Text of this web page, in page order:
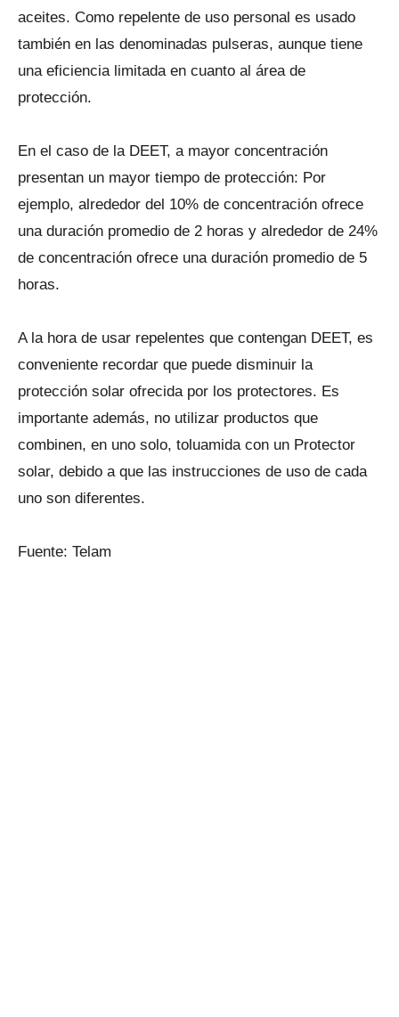
aceites. Como repelente de uso personal es usado
también en las denominadas pulseras, aunque tiene
una eficiencia limitada en cuanto al área de
protección.
En el caso de la DEET, a mayor concentración
presentan un mayor tiempo de protección: Por
ejemplo, alrededor del 10% de concentración ofrece
una duración promedio de 2 horas y alrededor de 24%
de concentración ofrece una duración promedio de 5
horas.
A la hora de usar repelentes que contengan DEET, es
conveniente recordar que puede disminuir la
protección solar ofrecida por los protectores. Es
importante además, no utilizar productos que
combinen, en uno solo, toluamida con un Protector
solar, debido a que las instrucciones de uso de cada
uno son diferentes.
Fuente: Telam